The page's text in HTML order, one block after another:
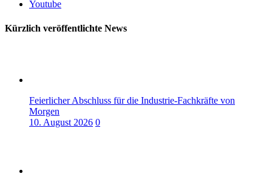
Youtube
Kürzlich veröffentlichte News
Feierlicher Abschluss für die Industrie-Fachkräfte von
Morgen
10. August 2026 0